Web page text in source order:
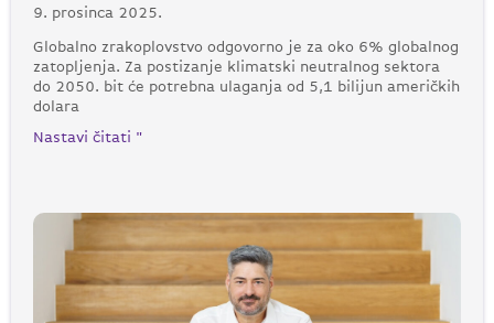
9. prosinca 2025.
Globalno zrakoplovstvo odgovorno je za oko 6% globalnog
zatopljenja. Za postizanje klimatski neutralnog sektora
do 2050. bit će potrebna ulaganja od 5,1 bilijun američkih
dolara
Nastavi čitati "